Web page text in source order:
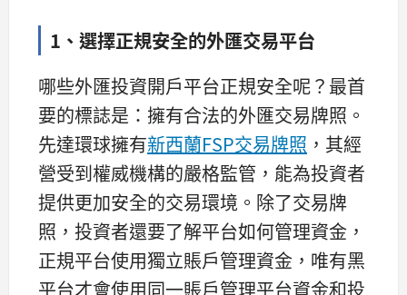
1、選擇正規安全的外匯交易平台
哪些外匯投資開戶平台正規安全呢？最首
要的標誌是：擁有合法的外匯交易牌照。
先達環球擁有新西蘭FSP交易牌照 ，其經
營受到權威機構的嚴格監管，能為投資者
提供更加安全的交易環境。除了交易牌
照，投資者還要了解平台如何管理資金，
正規平台使用獨立賬戶管理資金，唯有黑
平台才會使用同一賬戶管理平台資金和投